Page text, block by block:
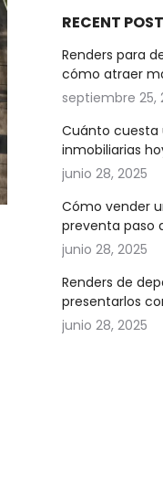
RECENT
Renders para
cómo atraer
septiembre 25,
Cuánto cuesta
inmobiliarias
junio 28, 2025
Cómo vender
preventa paso
junio 28, 2025
Renders de
presentarlos
junio 28, 2025